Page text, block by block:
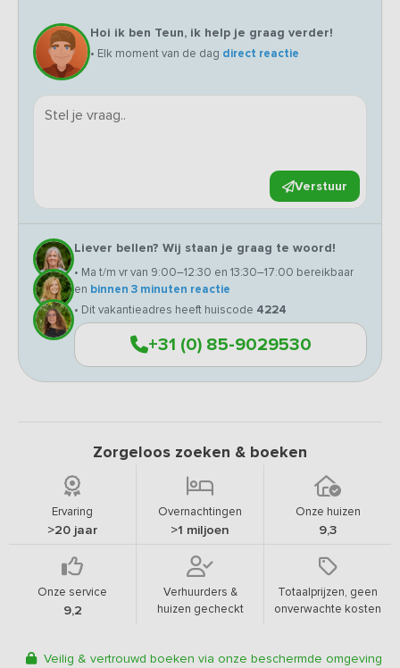
Hoi ik ben Teun, ik help je graag verder!
• Elk moment van de dag direct reactie
Verstuur
Liever bellen? Wij staan je graag te woord!
• Ma t/m vr van 9:00–12:30 en 13:30–17:00 bereikbaar
en binnen 3 minuten reactie
• Dit vakantieadres heeft huiscode 4224
+31 (0) 85-9029530
Zorgeloos zoeken & boeken
Ervaring
>20 jaar
Overnachtingen
>1 miljoen
Onze huizen
9,3
Onze service
9,2
Verhuurders &
huizen gecheckt
Totaalprijzen, geen
onverwachte kosten
Veilig & vertrouwd boeken via onze beschermde omgeving